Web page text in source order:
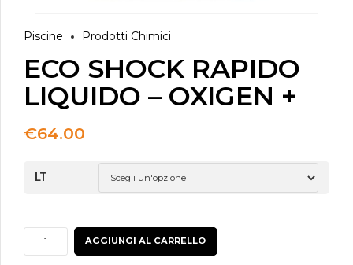
Piscine Prodotti Chimici
ECO SHOCK RAPIDO
LIQUIDO – OXIGEN +
€64.00
LT
SHOCK
AGGIUNGI AL CARRELLO